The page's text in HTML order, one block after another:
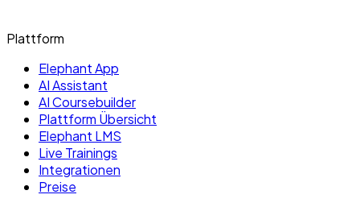
Plattform
Elephant App
AI Assistant
AI Coursebuilder
Plattform Übersicht
Elephant LMS
Live Trainings
Integrationen
Preise